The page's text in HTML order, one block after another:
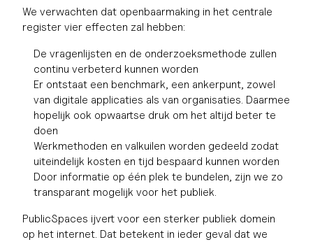
We verwachten dat openbaarmaking in het centrale
register vier effecten zal hebben:
De vragenlijsten en de onderzoeksmethode zullen
continu verbeterd kunnen worden
Er ontstaat een benchmark, een ankerpunt, zowel
van digitale applicaties als van organisaties. Daarmee
hopelijk ook opwaartse druk om het altijd beter te
doen
Werkmethoden en valkuilen worden gedeeld zodat
uiteindelijk kosten en tijd bespaard kunnen worden
Door informatie op één plek te bundelen, zijn we zo
transparant mogelijk voor het publiek.
PublicSpaces ijvert voor een sterker publiek domein
op het internet. Dat betekent in ieder geval dat we